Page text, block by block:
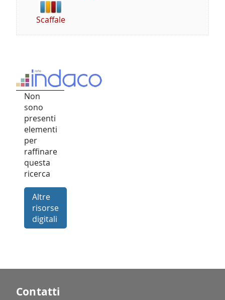
Scaffale
Non
sono
presenti
elementi
per
raffinare
questa
ricerca
Altre
risorse
digitali
Contatti